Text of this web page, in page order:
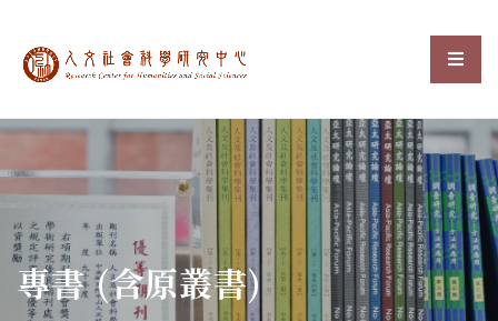
中央研究院人文社會科選
:::
專書 (含原叢書)